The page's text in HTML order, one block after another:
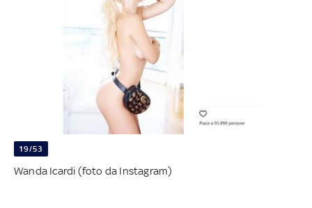
19/53
Wanda Icardi (foto da Instagram)